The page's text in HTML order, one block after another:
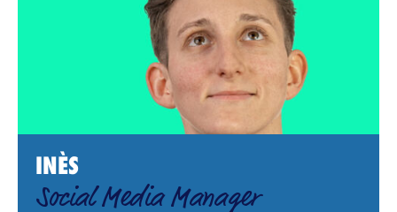
INÈS
Social Media Manager